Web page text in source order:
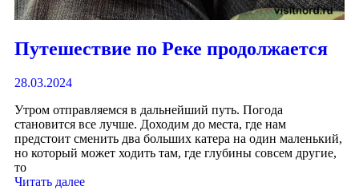
Путешествие по Реке продолжается
28.03.2024
Утром отправляемся в дальнейший путь. Погода
становится все лучше. Доходим до места, где нам
предстоит сменить два больших катера на один маленький,
но который может ходить там, где глубины совсем другие,
то
Читать далее